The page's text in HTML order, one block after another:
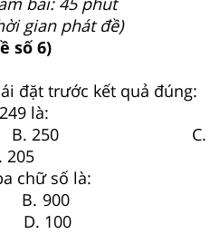
gian phát đề)
số 6)
đặt trước kết quả đúng:
là:
250 C.
chữ số là:
B. 900
100